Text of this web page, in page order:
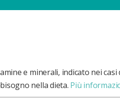
e minerali, indicato nei casi
nella dieta. Più